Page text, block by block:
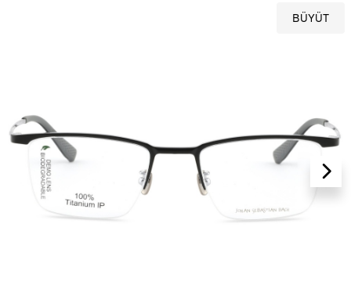
BÜYÜT